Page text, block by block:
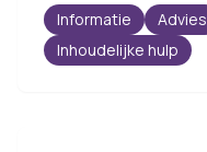
Informatie Advies
Inhoudelijke hulp